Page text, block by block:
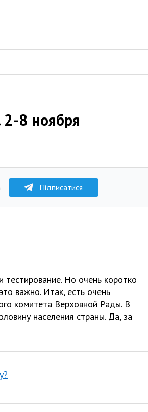
8 ноября
Підписатися
тестирование. Но очень коротко
важно. Итак, есть очень
комитета Верховной Рады. В
населения страны. Да, за